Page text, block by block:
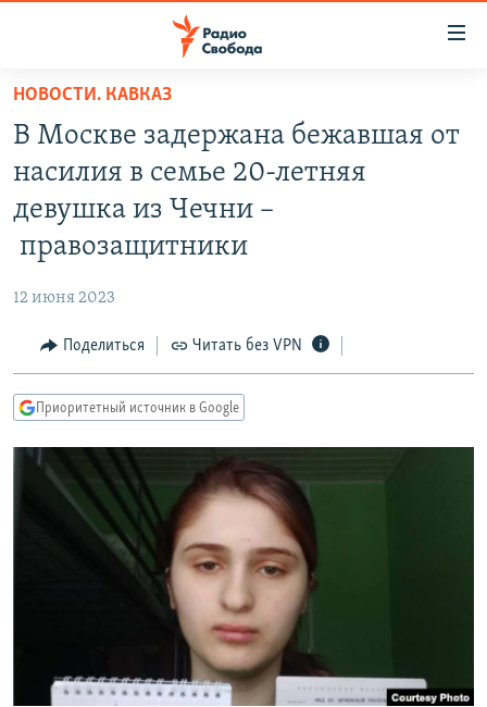
упрощенного
доступа
основному
содержанию
Вернутся
навигации
Вернутся
АВТОРСКИЕ ПРОЕКТЫ
IDEL.РЕАЛИИ
КАВКАЗ.РЕАЛИИ
СИБИРЬ.РЕАЛИИ
РАСПИСАНИЕ ВЕЩАНИЯ
ПОДПИШИТЕСЬ НА РАССЫЛКУ
НОВОСТИ. КАВКАЗ
В Москве задержана бежавшая от
насилия в семье 20-летняя
девушка из Чечни –
правозащитники
12 июня 2023
Поделиться Читать без VPN
Приоритетный источник в Google